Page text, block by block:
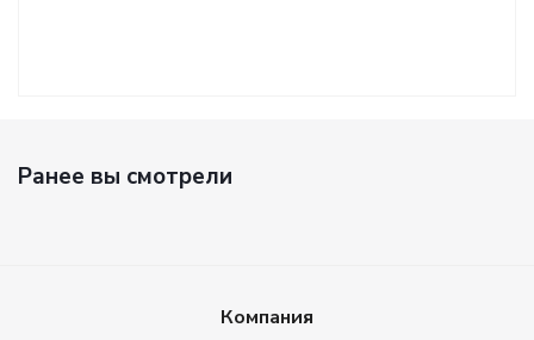
Ранее вы смотрели
Компания